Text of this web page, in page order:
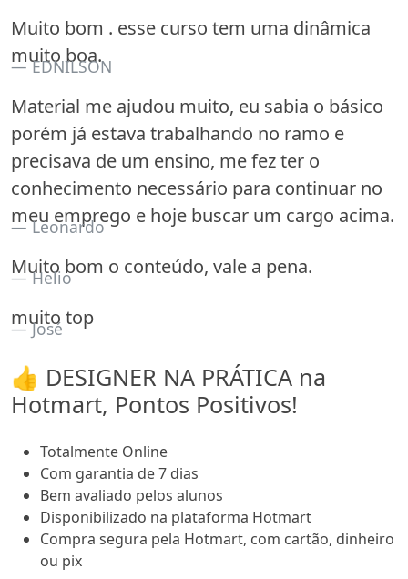
Muito bom . esse curso tem uma dinâmica
muito boa.
EDNILSON
Material me ajudou muito, eu sabia o básico
porém já estava trabalhando no ramo e
precisava de um ensino, me fez ter o
conhecimento necessário para continuar no
meu emprego e hoje buscar um cargo acima.
Leonardo
Muito bom o conteúdo, vale a pena.
Helio
muito top
José
👍 DESIGNER NA PRÁTICA na
Hotmart, Pontos Positivos!
Totalmente Online
Com garantia de 7 dias
Bem avaliado pelos alunos
Disponibilizado na plataforma Hotmart
Compra segura pela Hotmart, com cartão, dinheiro
ou pix